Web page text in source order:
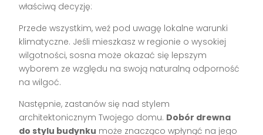
właściwą decyzję:
Przede wszystkim, weź pod uwagę lokalne warunki
klimatyczne. Jeśli mieszkasz w regionie o wysokiej
wilgotności, sosna może okazać się lepszym
wyborem ze względu na swoją naturalną odporność
na wilgoć.
Następnie, zastanów się nad stylem
architektonicznym Twojego domu. Dobór drewna
do stylu budynku może znacząco wpłynąć na jego